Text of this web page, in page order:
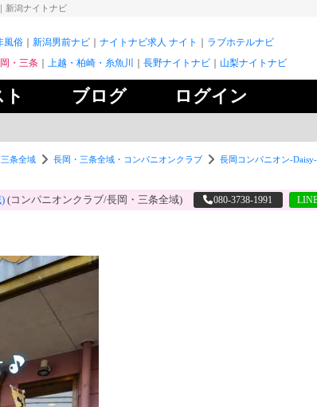
｜新潟ナイトナビ
風俗 新潟男前ナビ ナイトナビ求人 ナイト
ラブホテルナビ
・三条 上越・柏崎・糸魚川 長野ナイトナビ 山梨ナイトナビ
ブログ ログイン
条全域 長岡・三条全域・コンパニオンクラブ 長岡コンパニオン-
(コンパニオンクラブ/長岡・三条全域) 080-3738-1991